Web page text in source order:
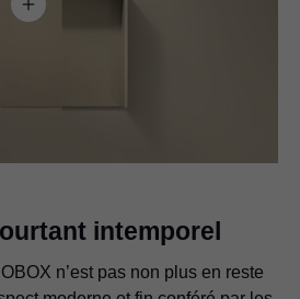
intemporel
n’est pas non plus en reste